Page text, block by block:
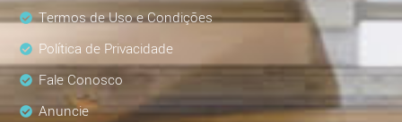
Termos de Uso e Condições
Política de Privacidade
Fale Conosco
Anuncie